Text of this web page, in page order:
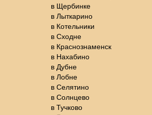
в Щербинке
в Лыткарино
в Котельники
в Сходне
в Краснознаменск
в Нахабино
в Дубне
в Лобне
в Селятино
в Солнцево
в Тучково